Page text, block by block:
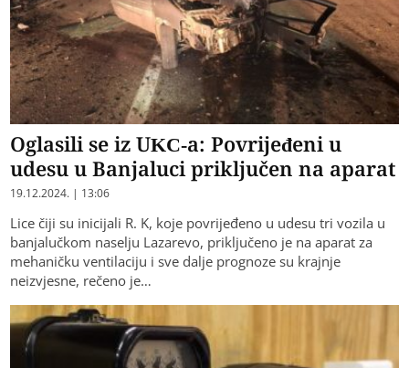
Oglasili se iz UKC-a: Povrijeđeni u
udesu u Banjaluci priključen na aparat
19.12.2024. | 13:06
Lice čiji su inicijali R. K, koje povrijeđeno u udesu tri vozila u
banjalučkom naselju Lazarevo, priključeno je na aparat za
mehaničku ventilaciju i sve dalje prognoze su krajnje
neizvjesne, rečeno je…